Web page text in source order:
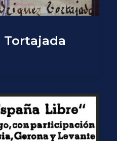
Tortajada